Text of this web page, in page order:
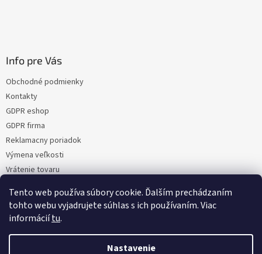
Tento web používa súbory cookie. Ďalším prechádzaním
tohto webu vyjadrujete súhlas s ich používaním. Viac
informáciítu.
Nastavenie
Info pre Vás
Obchodné podmienky
Kontakty
GDPR eshop
GDPR firma
Reklamacny poriadok
Výmena veľkosti
Vrátenie tovaru
Moja objednávka
Vytvoril Shoptet